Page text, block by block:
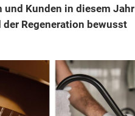
und Kunden in diesem Jahr
Regeneration bewusst